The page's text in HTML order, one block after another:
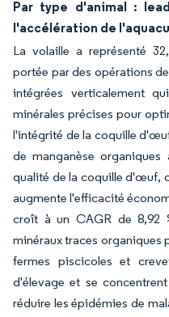
Par type d'animal :
l'accélération de
La volaille a représenté
portée par des opérations
intégrées verticalement
minérales précises pour
l'intégrité de la coquille
de manganèse
qualité de la coquille d'œuf,
augmente l'efficacité
croît à un CAGR de 8,92
minéraux traces organiques
fermes piscicoles et
d'élevage et se
réduire les épidémies de